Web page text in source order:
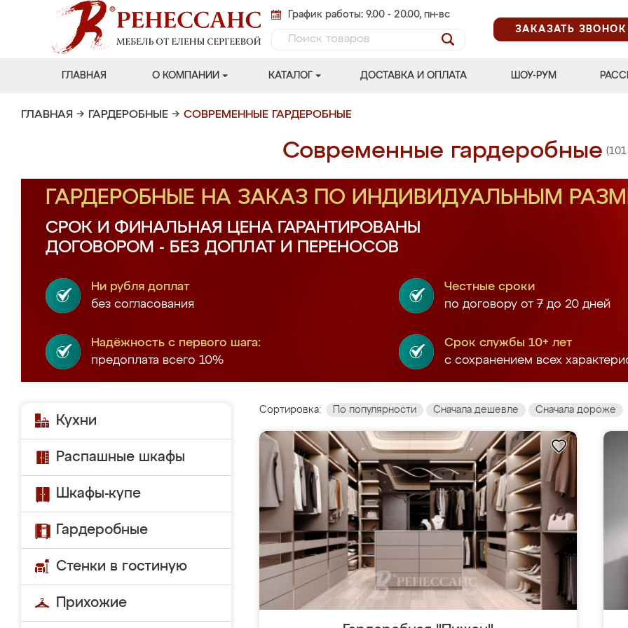
График работы: 9.00 - 20.00, пн-вс
ЗАКАЗАТЬ ЗВОНОК
ГЛАВНАЯ О КОМПАНИИ КАТАЛОГ ДОСТАВКА И ОПЛАТА ШОУ-РУМ
ГЛАВНАЯ → ГАРДЕРОБНЫЕ → СОВРЕМЕННЫЕ ГАРДЕРОБНЫЕ
Современные гардеробные (101
ГАРДЕРОБНЫЕ НА ЗАКАЗ ПО ИНДИВИДУАЛЬНЫМ
СРОК И ФИНАЛЬНАЯ ЦЕНА ГАРАНТИРОВАНЫ
ДОГОВОРОМ - БЕЗ ДОПЛАТ И ПЕРЕНОСОВ
Ни рубля доплат
без согласования
Честные сроки
по договору от 7 до 20 дней
Надёжность с первого шага:
предоплата всего 10%
Срок службы 10+ лет
с сохранением всех
Кухни
Распашные шкафы
Шкафы-купе
Гардеробные
Стенки в гостиную
Прихожие
Сортировка: По популярности Сначала дешевле Сначала дороже